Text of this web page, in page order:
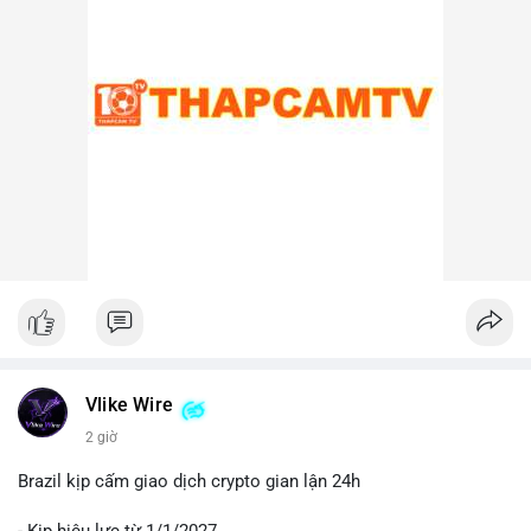
Lời khuyên cho nhà đầu tư nhỏ lẻ:
Nhà đầu tư nên theo dõi sát các địa chỉ ví nhận trong giao dịch
#44btc #vilanh
Vlike Wire
2 giờ
Brazil kịp cấm giao dịch crypto gian lận 24h